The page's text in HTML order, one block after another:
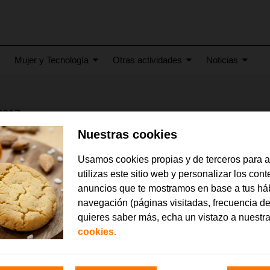
Mujer y Tecnología Otras actividades Noticias
«Empresa cero»
cero es una buena noticia. Así lo pensamos tras adscribirnos
Gitano, para reivindicar el derecho a la Igualdad y la No
el primer vídeo que empieza con visualizaciones negativas y
tienen que superar cada día. La discriminación y el rechazo
cuenta la historia de Samara, una chica gitana que recorre
Para su realización, la Fundación Secretariado Gitano ha
Nuestras cookies
Usamos cookies propias y de terceros para
utilizas este sitio web y personalizar los
anuncios que te mostramos en base a tus
navegación (páginas visitadas, frecuencia
quieres saber más, echa un vistazo a nuestra
cookies.